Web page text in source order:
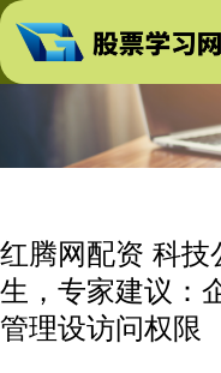
红腾网配资 科
生，专家建议：
管理设访问权限